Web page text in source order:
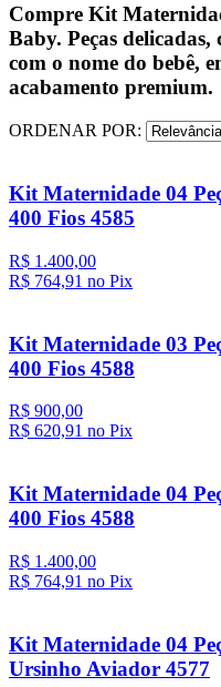
Compre Kit
Baby. Peças
com o nome do bebê,
acabamento premium.
ORDENAR POR:
Kit Maternidade 04
400 Fios 4585
R$ 1.400,00
R$ 764,91 no Pix
Kit Maternidade 03
400 Fios 4588
R$ 900,00
R$ 620,91 no Pix
Kit Maternidade 04
400 Fios 4588
R$ 1.400,00
R$ 764,91 no Pix
Kit Maternidade 04
Ursinho Aviador 4577